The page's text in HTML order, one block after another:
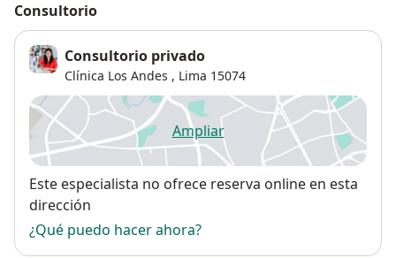
Consultorio
Consultorio privado
Clínica Los Andes , Lima 15074
Ampliarse abre en una nueva
Disponibilidad
Este especialista no ofrece reserva online en esta
dirección
¿Qué puedo hacer ahora?